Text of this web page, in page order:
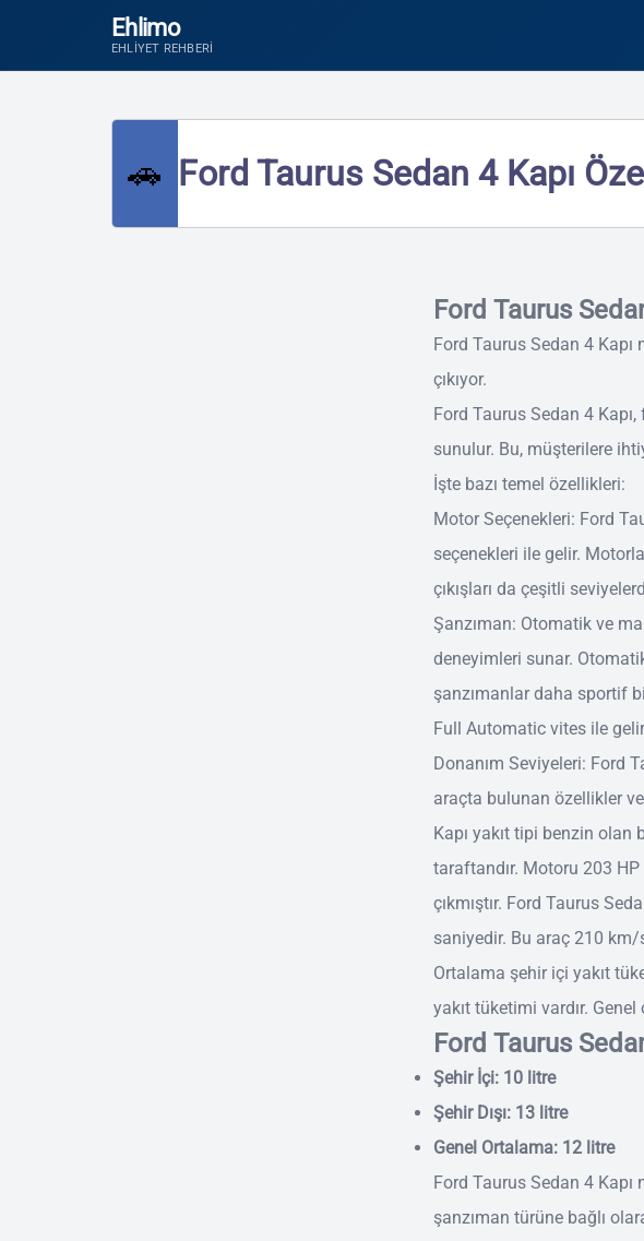
Ehlimo
EHLIYET REHBERI
🚗 Ford Taurus Sedan 4 Kapı
Ford Taurus
Ford Taurus Sedan 4 Kapı
çıkıyor.
Ford Taurus Sedan 4
sunulur. Bu, müşterilere
İşte bazı temel özellikleri:
Motor Seçenekleri: Ford
seçenekleri ile gelir.
çıkışları da çeşitli
Şanzıman: Otomatik ve
deneyimleri sunar.
şanzımanlar daha sportif
Full Automatic vites ile
Donanım Seviyeleri: Ford
araçta bulunan özellikler
Kapı yakıt tipi benzin olan
taraftandır. Motoru 203
çıkmıştır. Ford Taurus
saniyedir. Bu araç 210 km/
Ortalama şehir içi yakıt
yakıt tüketimi vardır.
Ford Taurus
Şehir İçi: 10 litre
Şehir Dışı: 13 litre
Genel Ortalama: 12 litre
Ford Taurus Sedan 4
şanzıman türüne bağlı